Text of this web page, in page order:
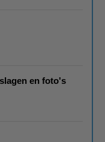
en foto's